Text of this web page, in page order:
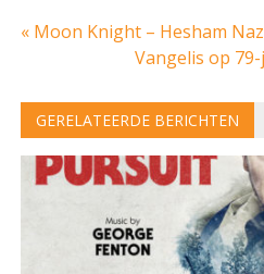
Bericht
« Moon Knight – Hesham
Vangelis op
GERELATEERDE BERICHTEN